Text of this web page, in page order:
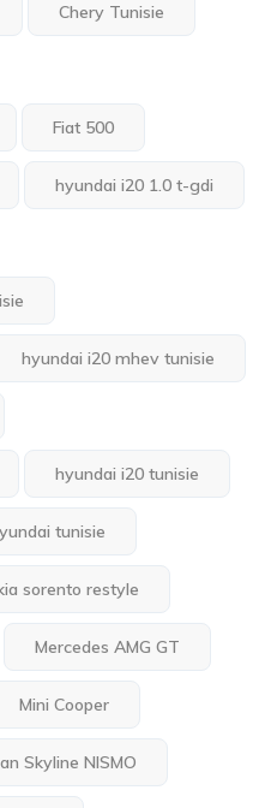
Chery Tunisie
Fiat 500
hyundai i20 1.0 t-gdi
hyundai i20 mhev tunisie
hyundai i20 tunisie
tunisie
sorento restyle
Mercedes AMG GT
Mini Cooper
Skyline NISMO